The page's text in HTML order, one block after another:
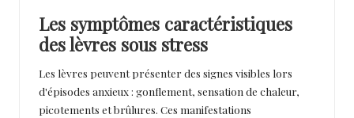
Les symptômes caractéristiques
des lèvres sous stress
Les lèvres peuvent présenter des signes visibles lors
d'épisodes anxieux : gonflement, sensation de chaleur,
picotements et brûlures. Ces manifestations